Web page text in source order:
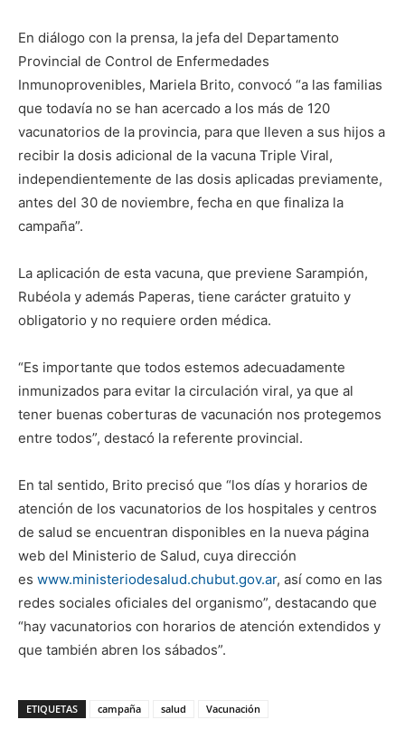
En diálogo con la prensa, la jefa del Departamento
Provincial de Control de Enfermedades
Inmunoprovenibles, Mariela Brito, convocó “a las familias
que todavía no se han acercado a los más de 120
vacunatorios de la provincia, para que lleven a sus hijos a
recibir la dosis adicional de la vacuna Triple Viral,
independientemente de las dosis aplicadas previamente,
antes del 30 de noviembre, fecha en que finaliza la
campaña”.
La aplicación de esta vacuna, que previene Sarampión,
Rubéola y además Paperas, tiene carácter gratuito y
obligatorio y no requiere orden médica.
“Es importante que todos estemos adecuadamente
inmunizados para evitar la circulación viral, ya que al
tener buenas coberturas de vacunación nos protegemos
entre todos”, destacó la referente provincial.
En tal sentido, Brito precisó que “los días y horarios de
atención de los vacunatorios de los hospitales y centros
de salud se encuentran disponibles en la nueva página
web del Ministerio de Salud, cuya dirección
es www.ministeriodesalud.chubut.gov.ar, así como en las
redes sociales oficiales del organismo”, destacando que
“hay vacunatorios con horarios de atención extendidos y
que también abren los sábados”.
ETIQUETAS campaña salud Vacunación